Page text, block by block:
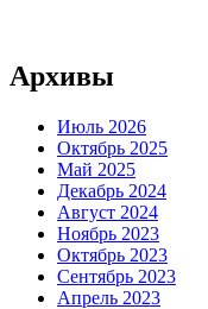
Архивы
Июль 2026
Октябрь 2025
Май 2025
Декабрь 2024
Август 2024
Ноябрь 2023
Октябрь 2023
Сентябрь 2023
Апрель 2023